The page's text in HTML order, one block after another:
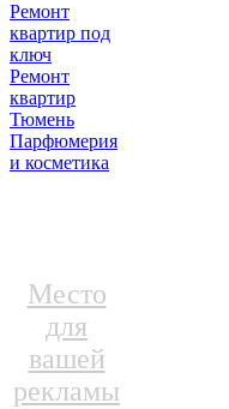
Ремонт
квартир под
ключ
Ремонт
квартир
Тюмень
Парфюмерия
и косметика
Место
для
вашей
рекламы